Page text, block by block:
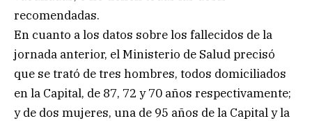
recomendadas.
En cuanto a los datos sobre los fallecidos de la
jornada anterior, el Ministerio de Salud precisó
que se trató de tres hombres, todos domiciliados
en la Capital, de 87, 72 y 70 años respectivamente;
y de dos mujeres, una de 95 años de la Capital y la